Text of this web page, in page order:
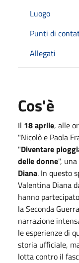
Luogo
Punti di
Allegati
Cos'è
Il 18 aprile, alle
"Nicolò e Paola
"Diventare
delle donne",
Diana. In questo
Valentina Diana
hanno
la Seconda
narrazione
le esperienze di
storia ufficiale,
lotta contro il